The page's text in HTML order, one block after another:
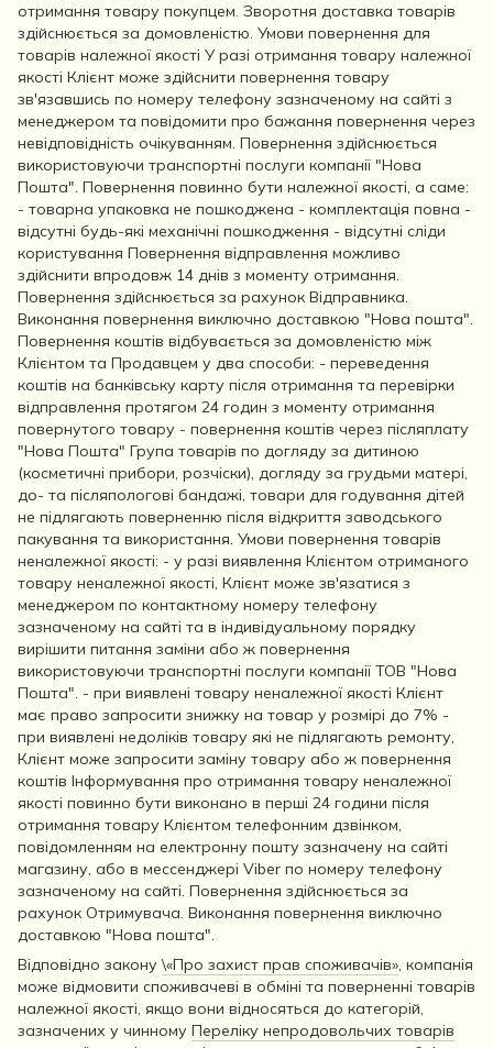
отримання товару покупцем. Зворотня доставка товарів
здійснюється за домовленістю. Умови повернення для
товарів належної якості У разі отримання товару належної
якості Клієнт може здійснити повернення товару
зв'язавшись по номеру телефону зазначеному на сайті з
менеджером та повідомити про бажання повернення через
невідповідність очікуванням. Повернення здійснюється
використовуючи транспортні послуги компанії "Нова
Пошта". Повернення повинно бути належної якості, а саме:
- товарна упаковка не пошкоджена - комплектація повна -
відсутні будь-які механічні пошкодження - відсутні сліди
користування Повернення відправлення можливо
здійснити впродовж 14 днів з моменту отримання.
Повернення здійснюється за рахунок Відправника.
Виконання повернення виключно доставкою "Нова пошта".
Повернення коштів відбувається за домовленістю між
Клієнтом та Продавцем у два способи: - переведення
коштів на банківську карту після отримання та перевірки
відправлення протягом 24 годин з моменту отримання
повернутого товару - повернення коштів через післяплату
"Нова Пошта" Група товарів по догляду за дитиною
(косметичні прибори, розчіски), догляду за грудьми матері,
до- та післяпологові бандажі, товари для годування дітей
не підлягають поверненню після відкриття заводського
пакування та використання. Умови повернення товарів
неналежної якості: - у разі виявлення Клієнтом отриманого
товару неналежної якості, Клієнт може зв'язатися з
менеджером по контактному номеру телефону
зазначеному на сайті та в індивідуальному порядку
вирішити питання заміни або ж повернення
використовуючи транспортні послуги компанії ТОВ "Нова
Пошта". - при виявлені товару неналежної якості Клієнт
має право запросити знижку на товар у розмірі до 7% -
при виявлені недоліків товару які не підлягають ремонту,
Клієнт може запросити заміну товару або ж повернення
коштів Інформування про отримання товару неналежної
якості повинно бути виконано в перші 24 години після
отримання товару Клієнтом телефонним дзвінком,
повідомленням на електронну пошту зазначену на сайті
магазину, або в мессенджері Viber по номеру телефону
зазначеному на сайті. Повернення здійснюється за
рахунок Отримувача. Виконання повернення виключно
доставкою "Нова пошта".
Відповідно закону\«Про захист прав споживачів», компанія
може відмовити споживачеві в обміні та поверненні товарів
належної якості, якщо вони відносяться до категорій,
зазначених у чинному Переліку непродовольчих товарів